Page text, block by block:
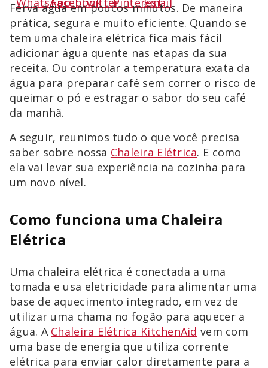
Ferva água em poucos minutos. De maneira
prática, segura e muito eficiente. Quando se
tem uma chaleira elétrica fica mais fácil
adicionar água quente nas etapas da sua
receita. Ou controlar a temperatura exata da
água para preparar café sem correr o risco de
queimar o pó e estragar o sabor do seu café
da manhã.
A seguir, reunimos tudo o que você precisa
saber sobre nossa Chaleira Elétrica. E como
ela vai levar sua experiência na cozinha para
um novo nível.
Como funciona uma Chaleira
Elétrica
Uma chaleira elétrica é conectada a uma
tomada e usa eletricidade para alimentar uma
base de aquecimento integrado, em vez de
utilizar uma chama no fogão para aquecer a
água. A Chaleira Elétrica KitchenAid vem com
uma base de energia que utiliza corrente
elétrica para enviar calor diretamente para a